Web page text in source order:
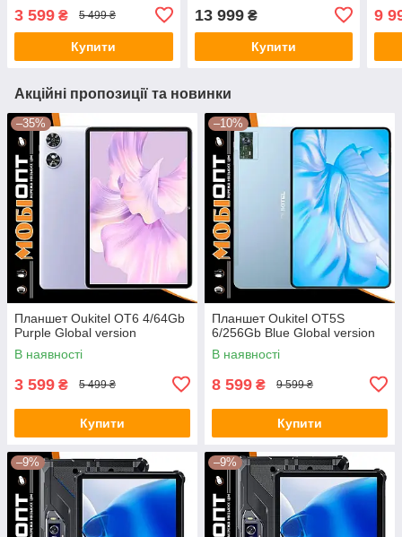
3 599 ₴ 5 499 ₴
Купити
13 999₴
Купити
9
Акційні пропозиції та новинки
–35%
Планшет Oukitel OT6 4/64Gb
Purple Global version
В наявності
3 599 ₴ 5 499 ₴
Купити
–10%
Планшет Oukitel OT5S
6/256Gb Blue Global version
В наявності
8 599 ₴ 9 599 ₴
Купити
–9% –9%